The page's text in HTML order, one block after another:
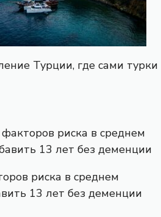
Турции, где сами турки
риска в среднем
13 лет без деменции